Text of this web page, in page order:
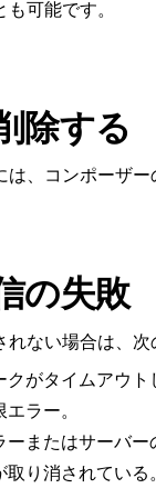
可能です。
除する
は、コンポーザー
の失敗
れない場合は、次
がタイムアウト
ラー。
またはサーバー
取り消されてい